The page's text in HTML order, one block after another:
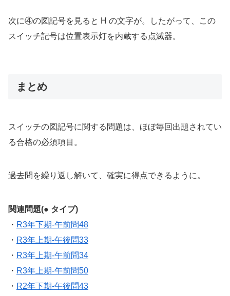
次に④の図記号を見ると H の文字が。したがって、この
スイッチ記号は位置表示灯を内蔵する点滅器。
まとめ
スイッチの図記号に関する問題は、ほぼ毎回出題されてい
る合格の必須項目。
過去問を繰り返し解いて、確実に得点できるように。
関連問題(● タイプ)
・ R3年下期-午前問48
・ R3年上期-午後問33
・ R3年上期-午前問34
・ R3年上期-午前問50
・ R2年下期-午後問43